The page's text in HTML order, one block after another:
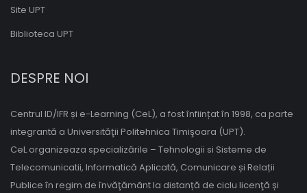
Site UPT
Biblioteca UPT
DESPRE NOI
Centrul ID/IFR și e-Learning (CeL), a fost înființat în 1998, ca parte
integrantă a Universităţii Politehnica Timişoara (UPT).
CeL organizeaza specializările – Tehnologii si Sisteme de
Telecomunicatii, Informatică Aplicată, Comunicare și Relații
Publice în regim de învăţământ la distanță de ciclu licenţă și